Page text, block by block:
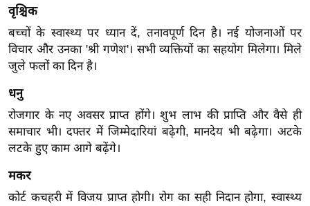
ज
ब्री
फ
म
रं
ज
न
ज
ग
त
वृश्चिक
बच्चों के स्वास्थ्य पर ध्यान दें, तनावपूर्ण दिन है। नई योजनाओं पर
विचार और उनका 'श्री गणेश'। सभी व्यक्तियों का सहयोग मिलेगा। मिले
जुले फलों का दिन है।
धनु
रोजगार के नए अवसर प्राप्त होंगे। शुभ लाभ की प्राप्ति और वैसे ही
समाचार भी। दफ्तर में जिम्मेदारियां बढ़ेगी, मानदेय भी बढ़ेगा। अटके
लटके हुए काम आगे बढ़ेंगे।
मकर
कोर्ट कचहरी में विजय प्राप्त होगी। रोग का सही निदान होगा, स्वास्थ्य